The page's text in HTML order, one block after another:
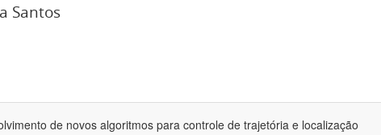
Santos
de novos algoritmos para controle de trajetória e localização